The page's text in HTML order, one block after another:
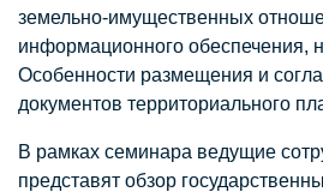
земельно-имущественных
информационного
Особенности размещения и
документов территориального
В рамках семинара ведущие
представят обзор